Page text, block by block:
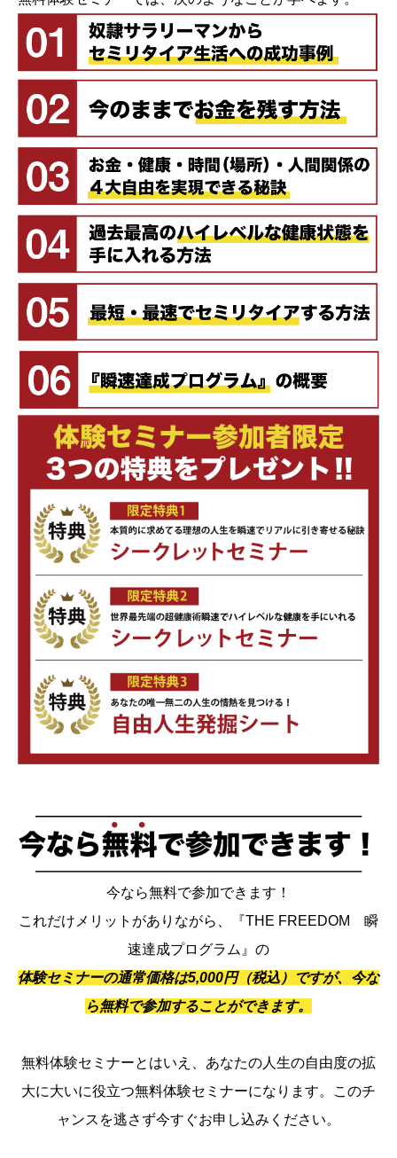
今なら無料で参加できます！
これだけメリットがありながら、『THE FREEDOM 瞬
速達成プログラム』の
体験セミナーの通常価格は5,000円（税込）ですが、今な
ら無料で参加することができます。
無料体験セミナーとはいえ、あなたの人生の自由度の拡
大に大いに役立つ無料体験セミナーになります。このチ
ャンスを逃さず今すぐお申し込みください。